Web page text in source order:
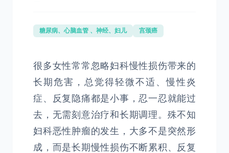
糖尿病、心脑血管 、神经、妇儿 宫颈癌
很多女性常常忽略妇科慢性损伤带来的
长期危害，总觉得轻微不适、慢性炎
症、反复隐痛都是小事，忍一忍就能过
去，无需刻意治疗和长期调理。殊不知
妇科恶性肿瘤的发生，大多不是突然形
成，而是长期慢性损伤不断累积、反复